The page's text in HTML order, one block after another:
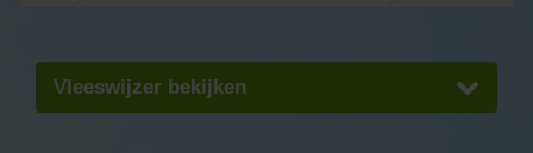
Vleeswijzer bekijken